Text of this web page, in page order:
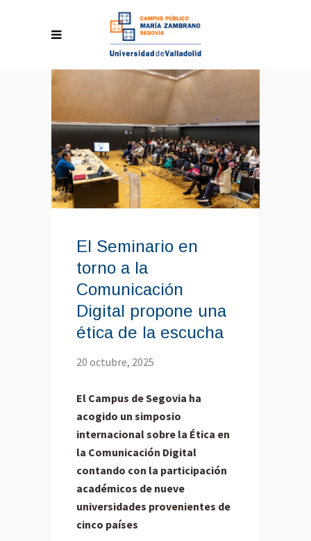
El Seminario en
torno a la
Comunicación
Digital propone una
ética de la escucha
20 octubre, 2025
El Campus de Segovia ha
acogido un simposio
internacional sobre la Ética en
la Comunicación Digital
contando con la participación
académicos de nueve
universidades provenientes de
cinco países